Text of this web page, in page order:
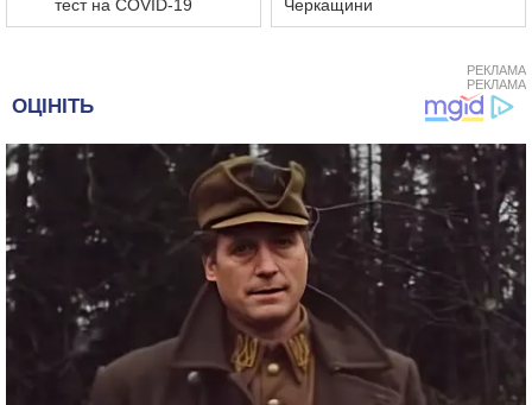
тест на COVID-19
Черкащини
РЕКЛАМА
РЕКЛАМА